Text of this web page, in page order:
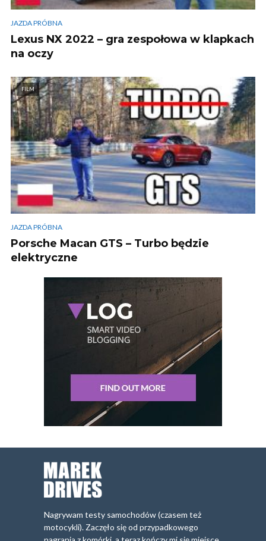
JAZDA PRÓBNA
Lexus NX 2022 – gra zespołowa w klapkach
na oczy
FILM
JAZDA PRÓBNA
Porsche Macan GTS – Turbo będzie
elektryczne
Nagrywam testy samochodów (czasem też
motocykli). Zaczęło się od przypadkowego